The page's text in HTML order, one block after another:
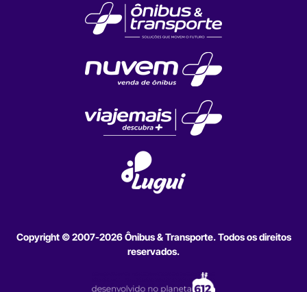
Copyright © 2007-2026 Ônibus & Transporte. Todos os direitos
reservados.